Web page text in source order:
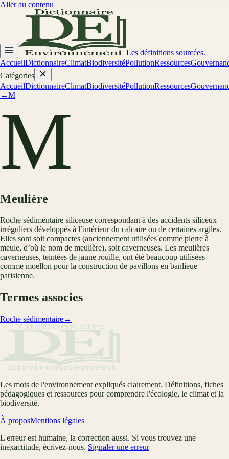
Aller au contenu
Les définitions sourcées.
AccueilDictionnaireClimatBiodiversitéPollutionRessources
Catégories
AccueilDictionnaireClimatBiodiversitéPollutionRessources
←M
M
Meulière
Roche sédimentaire siliceuse correspondant à des accidents siliceux
irréguliers développés à l’intérieur du calcaire ou de certaines argiles.
Elles sont soit compactes (anciennement utilisées comme pierre à
meule, d’où le nom de meulière), soit caverneuses. Les meulières
caverneuses, teintées de jaune rouille, ont été beaucoup utilisées
comme moellon pour la construction de pavillons en banlieue
parisienne.
Termes associes
Roche sédimentaire→
Les mots de l'environnement expliqués clairement. Définitions, fiches
pédagogiques et ressources pour comprendre l'écologie, le climat et la
biodiversité.
À proposMentions légales
L'erreur est humaine, la correction aussi. Si vous trouvez une
inexactitude, écrivez-nous. Signaler une erreur